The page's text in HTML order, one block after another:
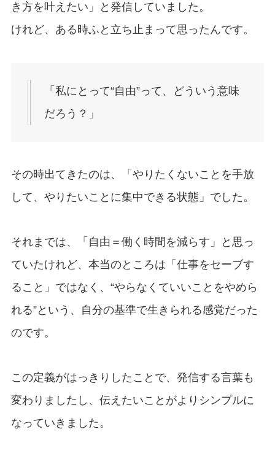
き方を叶えたい」と発信していました。
けれど、ある時ふと立ち止まって思ったんです。
「私にとって“自由”って、どういう意味
だろう？」
その時出てきたのは、「やりたくないことを手放
して、やりたいことに集中できる状態」でした。
それまでは、「自由＝働く時間を減らす」と思っ
ていたけれど、本当のところは「仕事をセーブす
ること」ではなく、“やらなくていいことをやめら
れる”という、自分の基準で生きられる感覚だった
のです。
この定義がはっきりしたことで、発信する言葉も
変わりましたし、伝えたいことがよりシンプルに
なっていきました。